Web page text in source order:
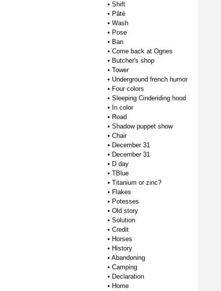
• Shift
• Pâté
• Wash
• Pose
• Ban
• Come back at Ognes
• Butcher's shop
• Tower
• Underground french humor
• Four colors
• Sleeping Cinderiding hood
• In color
• Road
• Shadow puppet show
• Chair
• December 31
• December 31
• D day
• TBlue
• Titanium or zinc?
• Flakes
• Potesses
• Old story
• Solution
• Credit
• Horses
• History
• Abandoning
• Camping
• Declaration
• Home